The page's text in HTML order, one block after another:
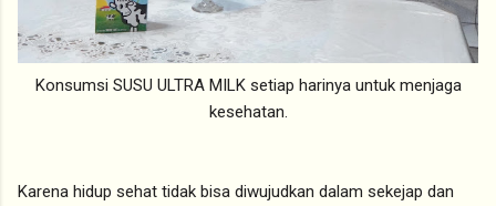
Konsumsi SUSU ULTRA MILK setiap harinya untuk menjaga
kesehatan.
Karena hidup sehat tidak bisa diwujudkan dalam sekejap dan